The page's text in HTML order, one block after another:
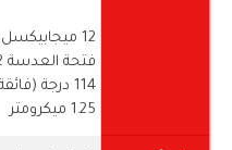
12 ميجابيكسل
فتحة العدسة f / 2.2
114 درجة (فائقة الاتساع)
1.25 ميكرومتر